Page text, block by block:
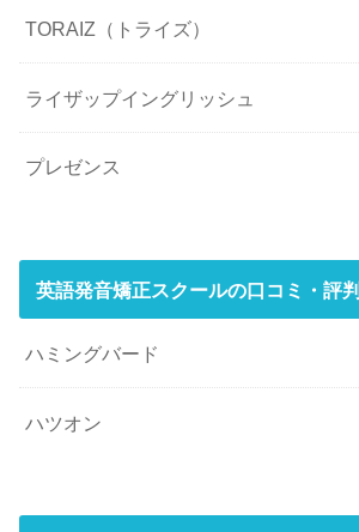
TORAIZ（トライズ）
ライザップイングリッシュ
プレゼンス
英語発音矯正スクールの口コミ・評判
ハミングバード
ハツオン